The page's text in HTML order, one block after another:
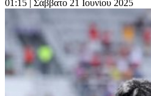
01:15 | Σάββατο 21 Ιουνίου 2025